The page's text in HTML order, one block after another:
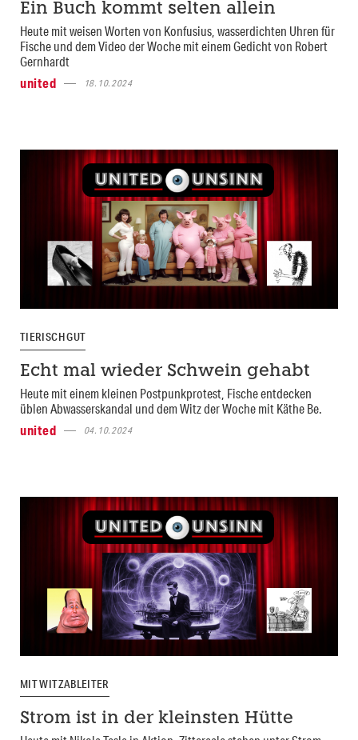
Ein Buch kommt selten allein
Heute mit weisen Worten von Konfusius, wasserdichten Uhren für
Fische und dem Video der Woche mit einem Gedicht von Robert
Gernhardt
united
18.10.2024
TIERISCH GUT
Echt mal wieder Schwein gehabt
Heute mit einem kleinen Postpunkprotest, Fische entdecken
üblen Abwasserskandal und dem Witz der Woche mit Käthe Be.
united
04.10.2024
MIT WITZABLEITER
Strom ist in der kleinsten Hütte